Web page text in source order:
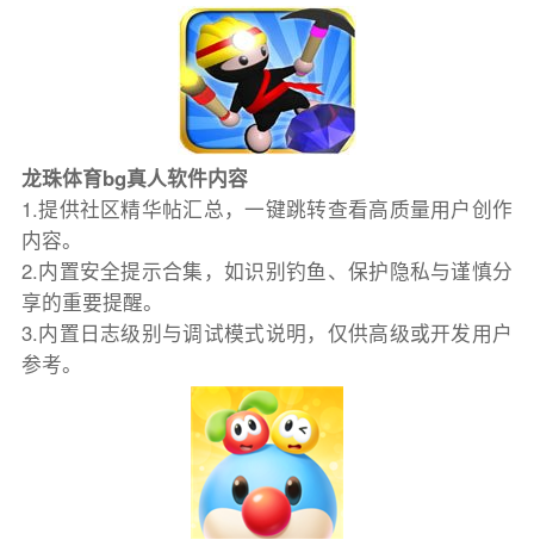
龙珠体育bg真人软件内容
1.提供社区精华帖汇总，一键跳转查看高质量用户创作
内容。
2.内置安全提示合集，如识别钓鱼、保护隐私与谨慎分
享的重要提醒。
3.内置日志级别与调试模式说明，仅供高级或开发用户
参考。